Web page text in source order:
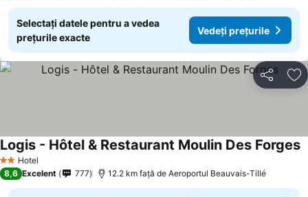
Selectați datele pentru a vedea
prețurile exacte
Vedeți prețurile
Distribuiți
2 SteleHotel
Logis - Hôtel & Restaurant Moulin Des Forges
8,6 Excelent 777 12.2 km faţă de Aeroportul Beauvais-Tillé